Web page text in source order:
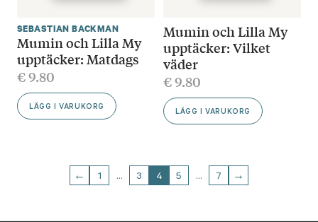
SEBASTIAN BACKMAN
Mumin och Lilla My
upptäcker: Matdags
€9.80
LÄGG I VARUKORG
Mumin och Lilla My
upptäcker: Vilket
väder
€9.80
LÄGG I VARUKORG
← 1 … 3 4 5 … 7 →